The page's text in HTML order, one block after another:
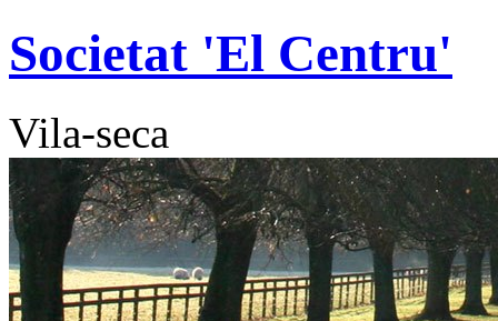
Vés
al
contingut
Societat 'El Centru'
Vila-seca